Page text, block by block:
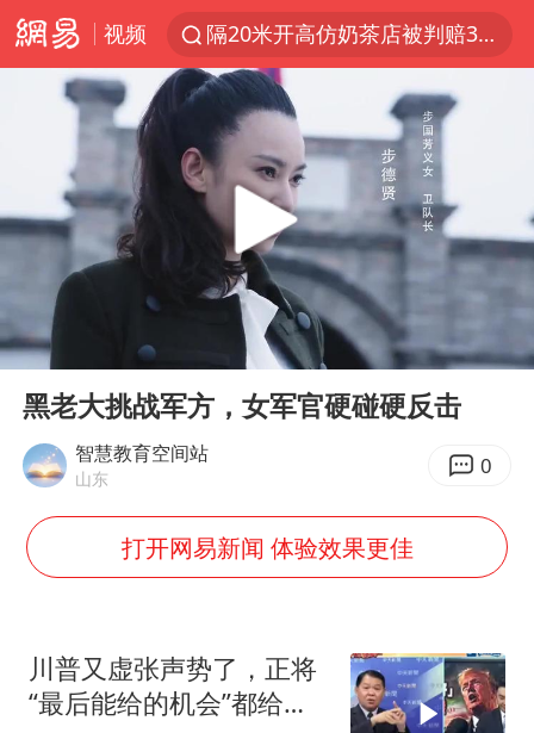
视频
隔20米开高仿奶茶店被判赔35万元
多家A股公司收到美国关税退款
直击东北超：哈尔滨vs通辽
视频丨中国东方电气集团原党组副书记、董事宋致远被查
香港宏福苑火灾或由烟头引起
白海豚将正面袭击贯穿浙江
酒店回应车内过夜被收150元
浙江台州《告全体市民书》
郑丽文：台湾从来没有“独立”过
大V：马科斯把路走绝了
香港正式允许“拒绝抢救”
Play
03:06
黑老大挑战军方，女军官硬碰硬反击
智慧教育空间站
山东 0
打开网易新闻 体验效果更佳
川普又虚张声势了，正将
“最后能给的机会”都给伊